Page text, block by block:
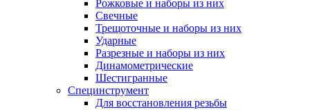
Рожковые и наборы из них
Свечные
Трещоточные и наборы из них
Ударные
Разрезные и наборы из них
Динамометрические
Шестигранные
Специнструмент
Для восстановления резьбы